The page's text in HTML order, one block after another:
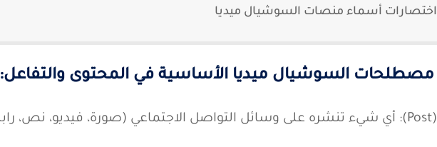
أهم مصطلحات السوشيال ميديا التي يستخدمها المحترفون لقياس مدى ونجاح